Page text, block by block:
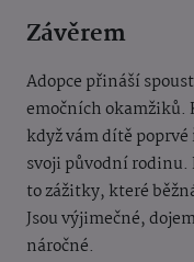
Závěrem
Adopce přináší
emočních okamžiků.
když vám dítě
svoji původní rodinu.
to zážitky, které
Jsou výjimečné,
náročné.